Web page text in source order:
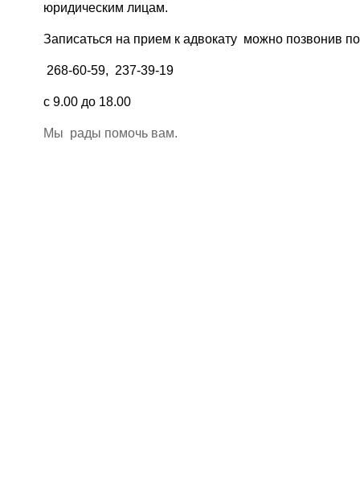
юридическим лицам.
Записаться на прием к адвокату можно позвонив
268-60-59, 237-39-19
с 9.00 до 18.00
Мы рады помочь вам.